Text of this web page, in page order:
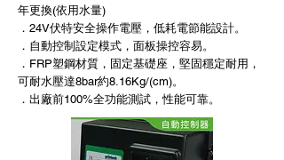
年更換(依用水量)
．24V伏特安全操作電壓，低耗電節能設計。
．自動控制設定模式，面板操控容易。
．FRP塑鋼材質，固定基礎座，堅固穩定耐用，
可耐水壓達8bar約8.16Kg/(cm)。
．出廠前100%全功能測試，性能可靠。